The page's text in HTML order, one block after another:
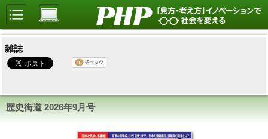
雑誌
歴史街道 2026年9月号